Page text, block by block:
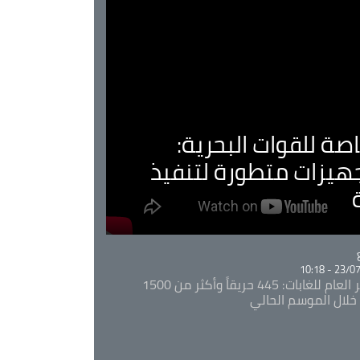
للقوات البحرية:
متطورة لتنفيذ
23/07/
المدير العام للغابات: 445 حريقاً وأكثر من 1500
الموسم الحالي